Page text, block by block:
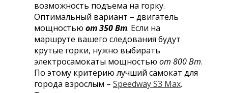
возможность подъема на горку.
Оптимальный вариант – двигатель
мощностью от 350 Вт. Если на
маршруте вашего следования будут
крутые горки, нужно выбирать
электросамокаты мощностью от 800 Вт.
По этому критерию лучший самокат для
города взрослым – Speedway S3 Max.